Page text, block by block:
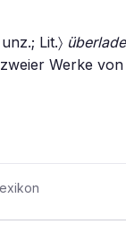
unz.; Lit.〉
Werke